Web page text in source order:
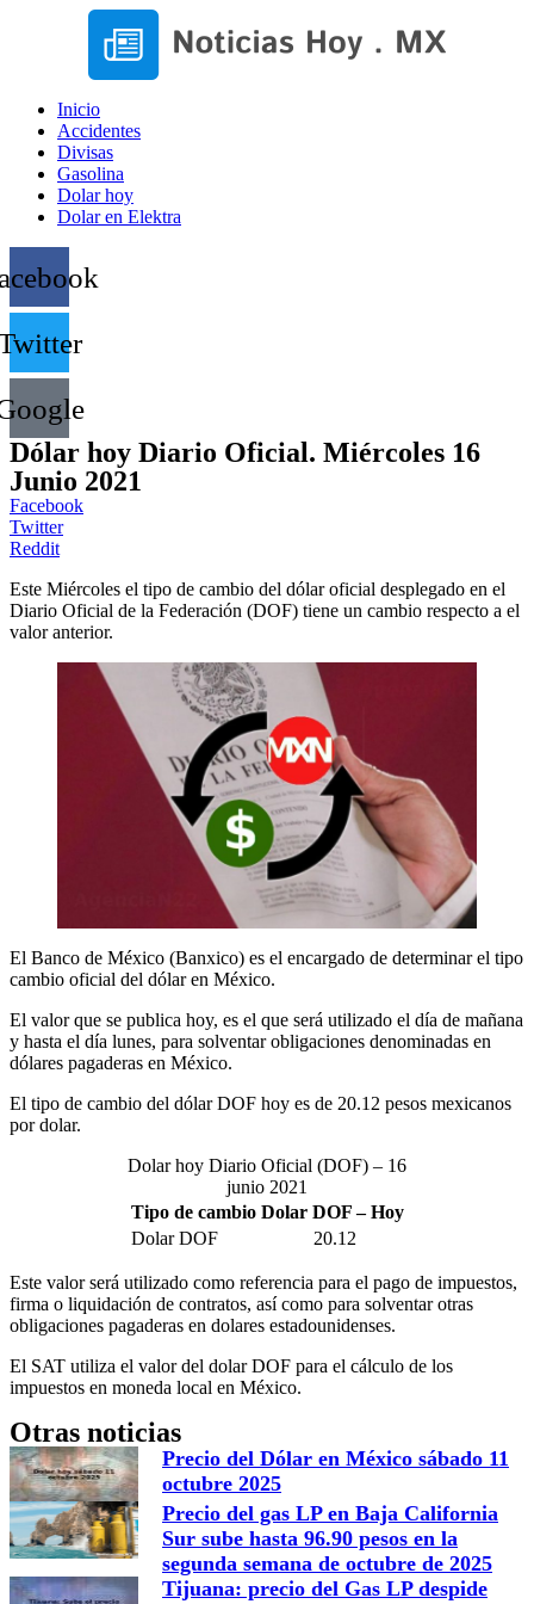
Inicio
Accidentes
Divisas
Gasolina
Dolar hoy
Dolar en Elektra
Dólar hoy Diario Oficial. Miércoles 16
Junio 2021
Facebook
Twitter
Reddit
Este Miércoles el tipo de cambio del dólar oficial desplegado en el
Diario Oficial de la Federación (DOF) tiene un cambio respecto a el
valor anterior.
El Banco de México (Banxico) es el encargado de determinar el tipo
cambio oficial del dólar en México.
El valor que se publica hoy, es el que será utilizado el día de mañana
y hasta el día lunes, para solventar obligaciones denominadas en
dólares pagaderas en México.
El tipo de cambio del dólar DOF hoy es de 20.12 pesos mexicanos
por dolar.
Dolar hoy Diario Oficial (DOF) – 16
junio 2021
Tipo de cambio Dolar DOF – Hoy
Dolar DOF
20.12
Este valor será utilizado como referencia para el pago de impuestos,
firma o liquidación de contratos, así como para solventar otras
obligaciones pagaderas en dolares estadounidenses.
El SAT utiliza el valor del dolar DOF para el cálculo de los
impuestos en moneda local en México.
Otras noticias
Precio del Dólar en México sábado 11
octubre 2025
Precio del gas LP en Baja California
Sur sube hasta 96.90 pesos en la
segunda semana de octubre de 2025
Tijuana: precio del Gas LP despide